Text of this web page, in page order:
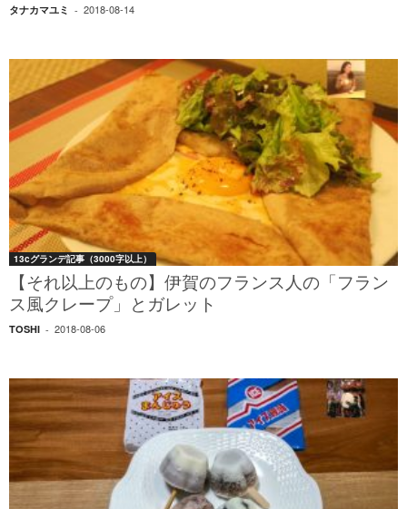
タナカマユミ - 2018-08-14
13cグランデ記事（3000字以上）
【それ以上のもの】伊賀のフランス人の「フラン
ス風クレープ」とガレット
TOSHI - 2018-08-06